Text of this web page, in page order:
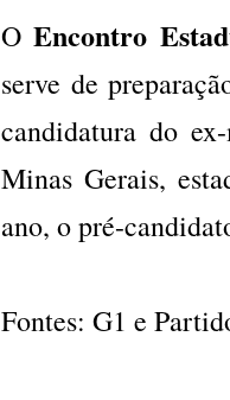
O Encontro
serve de
candidatura do
Minas Gerais,
ano, o pré-
Fontes: G1 e